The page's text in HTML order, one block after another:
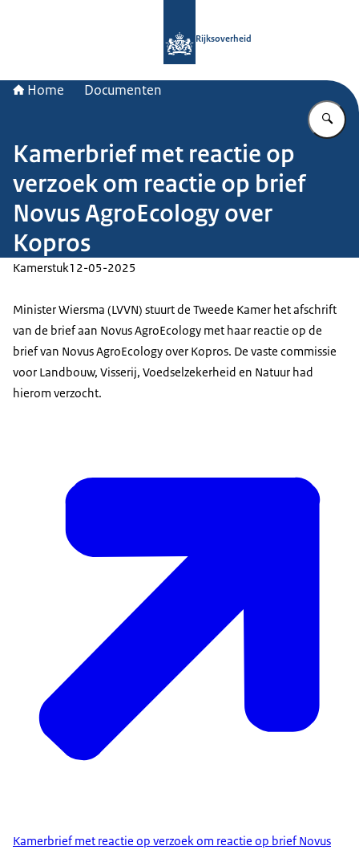
Rijksoverheid
Home Documenten
Kamerbrief met reactie op
verzoek om reactie op brief
Novus AgroEcology over
Kopros
Kamerstuk12-05-2025
Minister Wiersma (LVVN) stuurt de Tweede Kamer het afschrift
van de brief aan Novus AgroEcology met haar reactie op de
brief van Novus AgroEcology over Kopros. De vaste commissie
voor Landbouw, Visserij, Voedselzekerheid en Natuur had
hierom verzocht.
Kamerbrief met reactie op verzoek om reactie op brief Novus